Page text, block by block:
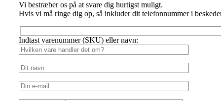
Vi bestræber os på at svare dig hurtigst muligt.
Hvis vi må ringe dig op, så inkluder dit telefonnummer i
Indtast varenummer (SKU) eller navn: